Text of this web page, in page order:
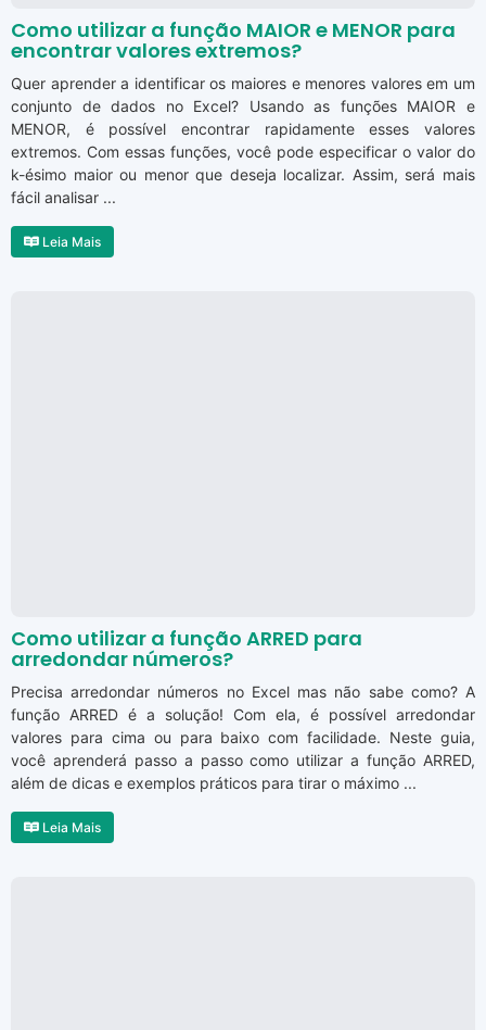
Como utilizar a função MAIOR e MENOR para
encontrar valores extremos?
Quer aprender a identificar os maiores e menores valores em um
conjunto de dados no Excel? Usando as funções MAIOR e
MENOR, é possível encontrar rapidamente esses valores
extremos. Com essas funções, você pode especificar o valor do
k-ésimo maior ou menor que deseja localizar. Assim, será mais
fácil analisar ...
Leia Mais
Como utilizar a função ARRED para
arredondar números?
Precisa arredondar números no Excel mas não sabe como? A
função ARRED é a solução! Com ela, é possível arredondar
valores para cima ou para baixo com facilidade. Neste guia,
você aprenderá passo a passo como utilizar a função ARRED,
além de dicas e exemplos práticos para tirar o máximo ...
Leia Mais